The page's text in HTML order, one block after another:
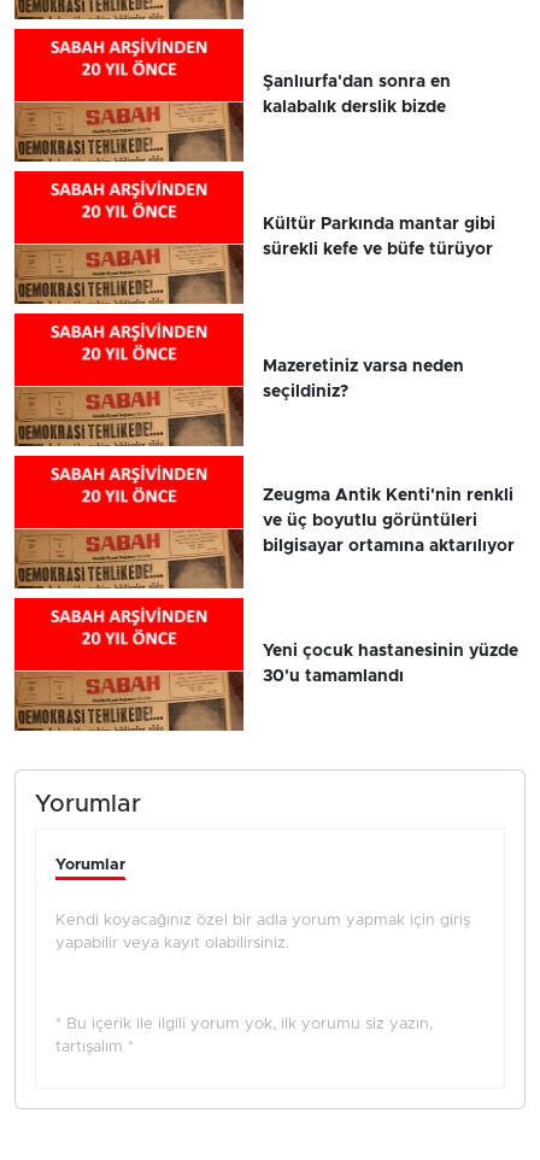
Şanlıurfa'dan sonra en
kalabalık derslik bizde
Kültür Parkında mantar gibi
sürekli kefe ve büfe türüyor
Mazeretiniz varsa neden
seçildiniz?
Zeugma Antik Kenti'nin renkli
ve üç boyutlu görüntüleri
bilgisayar ortamına aktarılıyor
Yeni çocuk hastanesinin yüzde
30'u tamamlandı
Yorumlar
Yorumlar
Kendi koyacağınız özel bir adla yorum yapmak için giriş
yapabilir veya kayıt olabilirsiniz.
* Bu içerik ile ilgili yorum yok, ilk yorumu siz yazın,
tartışalım *